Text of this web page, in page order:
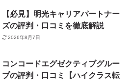
【必見】明光キャリアパートナー
ズの評判・口コミを徹底解説
2026年8月7日
コンコードエグゼクティブグルー
プの評判・口コミ【ハイクラス転